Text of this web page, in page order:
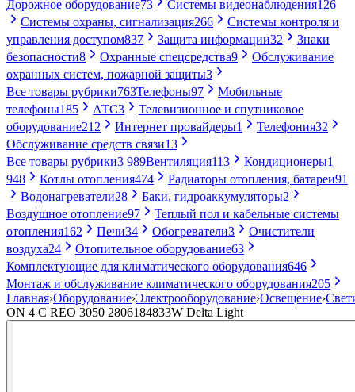
Дорожное оборудование73 Системы видеонаблюдения126
Системы охраны, сигнализация266
Системы контроля и
управления доступом837 Защита информации32
Знаки
безопасности8 Охранные спецсредства9
Обслуживание
охранных систем, пожарной защиты3
Все товары рубрики763Телефоны97
Мобильные
телефоны185 АТС3
Телевизионное и спутниковое
оборудование212 Интернет провайдеры1 Телефония32
Обслуживание средств связи13
Все товары рубрики3 989Вентиляция113 Кондиционеры1
948
Котлы отопления474 Радиаторы отопления, батареи91
Водонагреватели28 Баки, гидроаккумуляторы2
Воздушное отопление97
Теплый пол и кабельные системы
отопления162 Печи34 Обогреватели3
Очистители
воздуха24 Отопительное оборудование63
Комплектующие для климатического оборудования646
Монтаж и обслуживание климатического оборудования205
Главная›Оборудование›Электрооборудование›Освещение›
ON 4 C REO 3050 2806184833W Delta Light